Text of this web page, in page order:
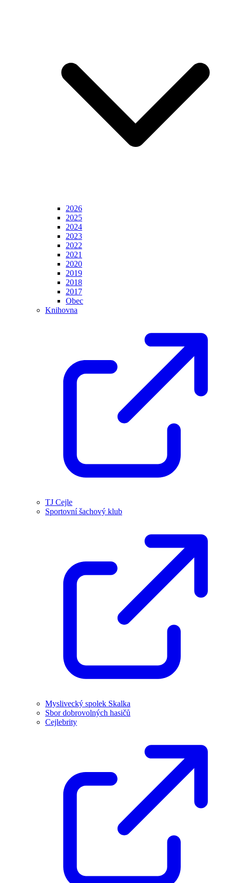
2026
2025
2024
2023
2022
2021
2020
2019
2018
2017
Obec
Knihovna
TJ Cejle
Sportovní šachový klub
Myslivecký spolek Skalka
Sbor dobrovolných hasičů
Cejlebrity